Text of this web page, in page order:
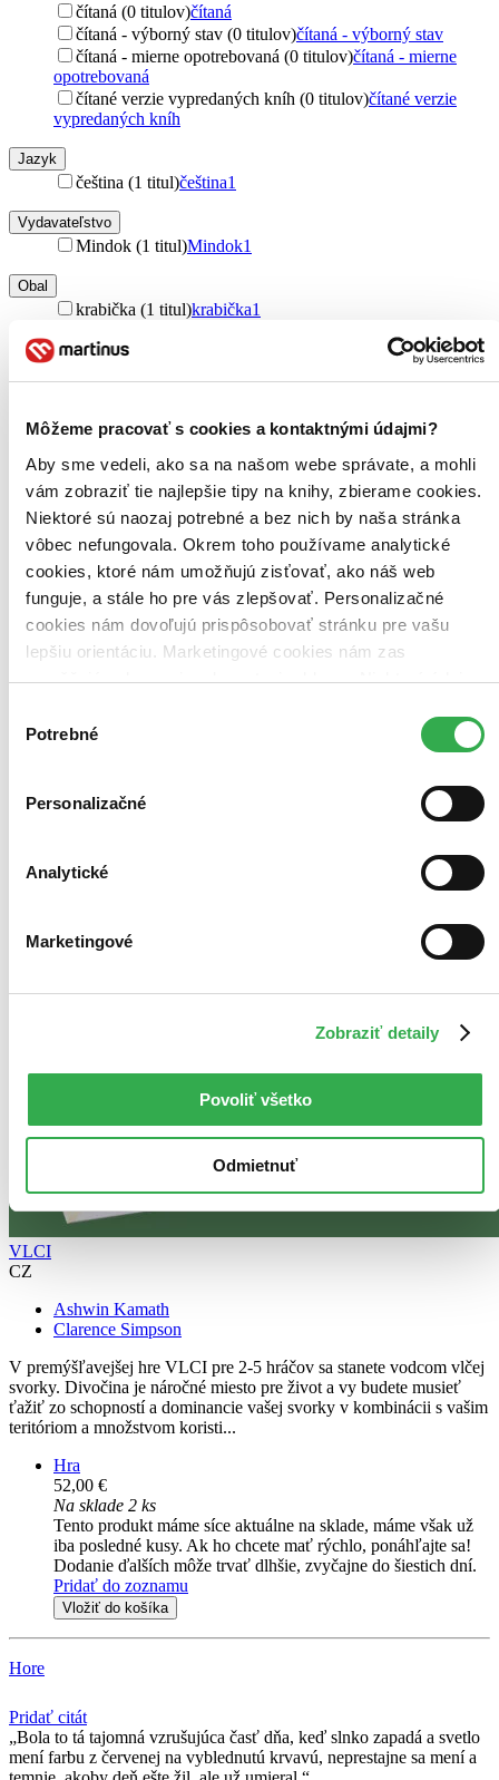
Môžeme pracovať s cookies a kontaktnými údajmi?
Aby sme vedeli, ako sa na našom webe správate, a mohli
vám zobraziť tie najlepšie tipy na knihy, zbierame cookies.
Niektoré sú naozaj potrebné a bez nich by naša stránka
vôbec nefungovala. Okrem toho používame analytické
cookies, ktoré nám umožňujú zisťovať, ako náš web
funguje, a stále ho pre vás zlepšovať. Personalizačné
cookies nám dovoľujú prispôsobovať stránku pre vašu
lepšiu orientáciu. Marketingové cookies nám zas
umožňujú zobrazenie relevantnej reklamy. Niektoré údaje
keby sme mohli používať všetky tieto cookies. Ďakujeme!
súhlasu
Potrebné
Personalizačné
Analytické
Marketingové
Zobraziť detaily
Povoliť všetko
Odmietnuť
čítaná (0 titulov)čítaná
čítaná - výborný stav (0 titulov)čítaná - výborný stav
čítaná - mierne opotrebovaná (0 titulov)čítaná - mierne
opotrebovaná
čítané verzie vypredaných kníh (0 titulov)čítané verzie
vypredaných kníh
Jazyk
čeština (1 titul)čeština1
Vydavateľstvo
Mindok (1 titul)Mindok1
Obal
krabička (1 titul)krabička1
Zúžiť výber
Bestsellery
Top hodnotené
Novinky
Najdrahšie
Najlacnejšie
Najvyššia zľava
Použité filtre
Zrušiť filtre
VLCI
CZ
Ashwin Kamath
Clarence Simpson
V premýšľavejšej hre VLCI pre 2-5 hráčov sa stanete vodcom vlčej
svorky. Divočina je náročné miesto pre život a vy budete musieť
ťažiť zo schopností a dominancie vašej svorky v kombinácii s vašim
teritóriom a množstvom koristi...
Hra
52,00 €
Na sklade 2 ks
Tento produkt máme síce aktuálne na sklade, máme však už
iba posledné kusy. Ak ho chcete mať rýchlo, ponáhľajte sa!
Dodanie ďalších môže trvať dlhšie, zvyčajne do šiestich dní.
Pridať do zoznamu
Vložiť do košíka
Hore
Pridať citát
Bola to tá tajomná vzrušujúca časť dňa, keď slnko zapadá a svetlo
mení farbu z červenej na vyblednutú krvavú, neprestajne sa mení a